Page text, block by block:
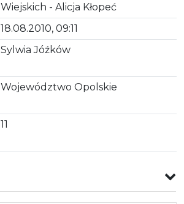
Wiejskich - Alicja Kłopeć
18.08.2010, 09:11
Sylwia Jóźków
Województwo Opolskie
11